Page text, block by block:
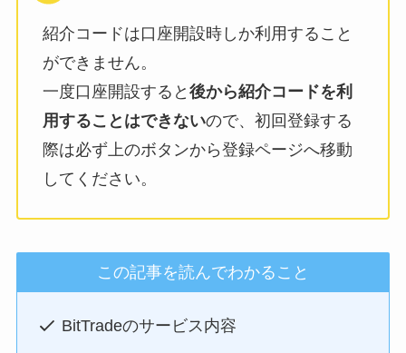
紹介コードは口座開設時しか利用すること
ができません。
一度口座開設すると 後から紹介コードを利
用することはできないので、初回登録する
際は必ず上のボタンから登録ページへ移動
してください。
この記事を読んでわかること
BitTradeのサービス内容